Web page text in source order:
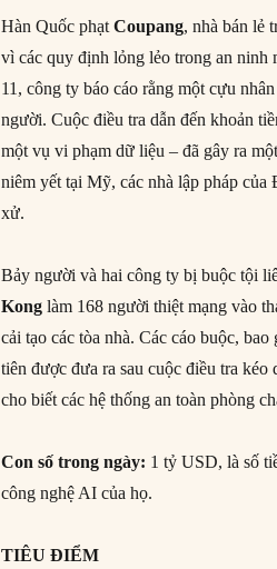
Hàn Quốc phạtCoupang, nhà bán lẻ
vì các quy định lỏng lẻo trong an ninh
11, công ty báo cáo rằng một cựu
người. Cuộc điều tra dẫn đến khoản
một vụ vi phạm dữ liệu – đã gây ra
niêm yết tại Mỹ, các nhà lập pháp
xử.
Bảy người và hai công ty bị buộc tội
Kong làm 168 người thiệt mạng vào
cải tạo các tòa nhà. Các cáo buộc,
tiên được đưa ra sau cuộc điều tra
cho biết các hệ thống an toàn phòng
Con số trong ngày: 1 tỷ USD, là số
công nghệ AI của họ.
TIÊU ĐIỂM